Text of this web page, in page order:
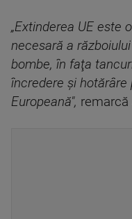
„Extinderea UE este
necesară a
bombe, în faţa
încredere şi hotărâre
Europeană", remarcă